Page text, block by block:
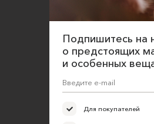
Подпишитесь на
о предстоящих
и особенных
Для покупателей